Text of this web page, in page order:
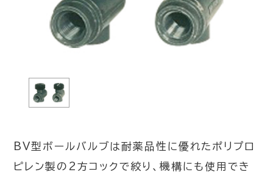
BV型ボールバルブは耐薬品性に優れたポリプロ
ピレン製の2方コックで絞り、機構にも使用でき